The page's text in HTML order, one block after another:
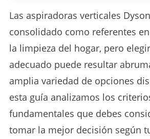
Las aspiradoras verticales
consolidado como referentes
la limpieza del hogar, pero
adecuado puede resultar
amplia variedad de opciones
esta guía analizamos los
fundamentales que debes
tomar la mejor decisión según